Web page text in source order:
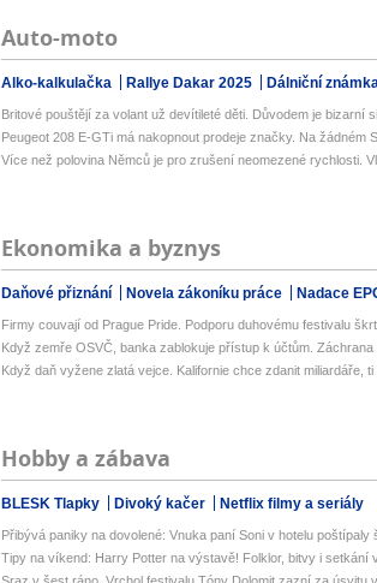
Auto-moto
Alko-kalkulačka Rallye Dakar 2025 Dálniční
Britové pouštějí za volant už devítileté děti. Důvodem je bizarní
Peugeot 208 E-GTi má nakopnout prodeje značky. Na žádném
Více než polovina Němců je pro zrušení neomezené rychlosti.
Ekonomika a byznys
Daňové přiznání Novela zákoníku práce Nadace
Firmy couvají od Prague Pride. Podporu duhovému festivalu
Když zemře OSVČ, banka zablokuje přístup k účtům. Záchrana
Když daň vyžene zlatá vejce. Kalifornie chce zdanit miliardáře, ti
Hobby a zábava
BLESK Tlapky Divoký kačer Netflix filmy a seriály
Přibývá paniky na dovolené: Vnuka paní Soni v hotelu poštípaly
Tipy na víkend: Harry Potter na výstavě! Folklor, bitvy i setkání